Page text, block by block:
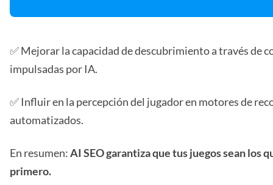
✅ Mejorar la capacidad de descubrimiento a través de
impulsadas por IA.
✅ Influir en la percepción del jugador en motores de
automatizados.
En resumen:AI SEO garantiza que tus juegos sean los
primero.